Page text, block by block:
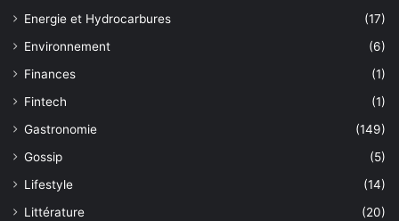
Energie et Hydrocarbures
(17)
Environnement
(6)
Finances
(1)
Fintech
(1)
Gastronomie
(149)
Gossip
(5)
Lifestyle
(14)
Littérature
(20)